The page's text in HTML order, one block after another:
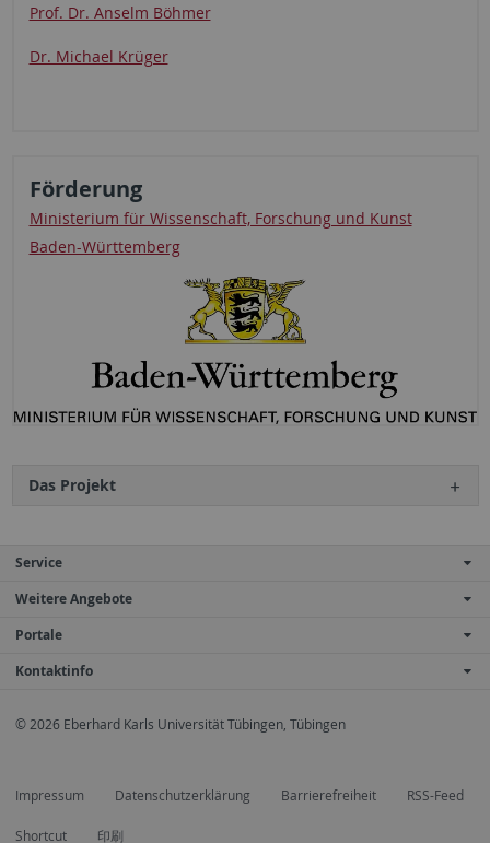
Prof. Dr. Anselm Böhmer
Dr. Michael Krüger
Förderung
Ministerium für Wissenschaft, Forschung und Kunst
Baden-Württemberg
Das Projekt
Service
Weitere Angebote
Portale
Kontaktinfo
© 2026 Eberhard Karls Universität Tübingen, Tübingen
Impressum Datenschutzerklärung Barrierefreiheit RSS-Feed
Shortcut 印刷